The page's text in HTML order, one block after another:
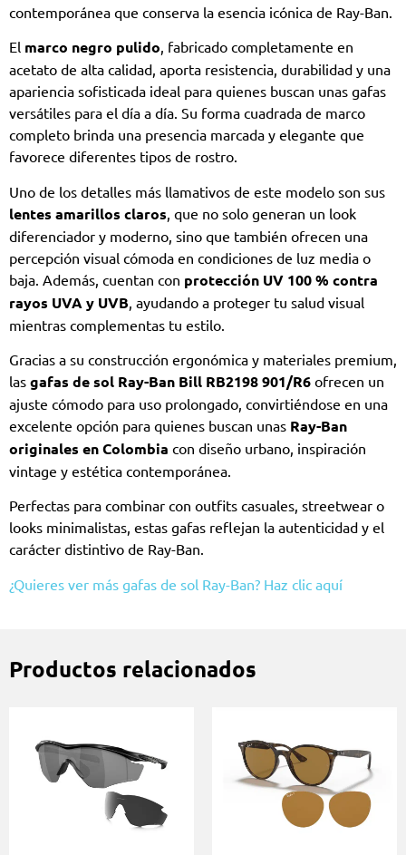
contemporánea que conserva la esencia icónica de Ray-Ban
El marco negro pulido, fabricado completamente en
acetato de alta calidad, aporta resistencia, durabilidad y una
apariencia sofisticada ideal para quienes buscan unas gafas
versátiles para el día a día. Su forma cuadrada de marco
completo brinda una presencia marcada y elegante que
favorece diferentes tipos de rostro.
Uno de los detalles más llamativos de este modelo son sus
lentes amarillos claros , que no solo generan un look
diferenciador y moderno, sino que también ofrecen una
percepción visual cómoda en condiciones de luz media o
baja. Además, cuentan con protección UV 100 % contra
rayos UVA y UVB , ayudando a proteger tu salud visual
mientras complementas tu estilo.
Gracias a su construcción ergonómica y materiales premium,
las gafas de sol Ray-Ban Bill RB2198 901/R6 ofrecen un
ajuste cómodo para uso prolongado, convirtiéndose en una
excelente opción para quienes buscan unas Ray-Ban
originales en Colombia con diseño urbano, inspiración
vintage y estética contemporánea.
Perfectas para combinar con outfits casuales, streetwear o
looks minimalistas, estas gafas reflejan la autenticidad y el
carácter distintivo de Ray-Ban.
¿Quieres ver más gafas de sol Ray-Ban? Haz clic aquí
Productos relacionados